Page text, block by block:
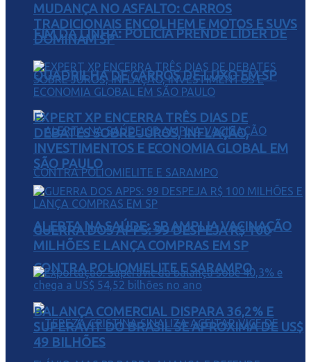
FIM DA LINHA: POLÍCIA PRENDE LÍDER DE
QUADRILHA DE CARROS DE LUXO EM SP
ALERTA NA SAÚDE: SP AMPLIA VACINAÇÃO
CONTRA POLIOMIELITE E SARAMPO
MUDANÇA NO ASFALTO: CARROS
TRADICIONAIS ENCOLHEM E MOTOS E SUVS
DOMINAM SP
EXPERT XP ENCERRA TRÊS DIAS DE
DEBATES SOBRE JUROS, INFLAÇÃO,
INVESTIMENTOS E ECONOMIA GLOBAL EM
SÃO PAULO
GUERRA DOS APPS: 99 DESPEJA R$ 100
MILHÕES E LANÇA COMPRAS EM SP
BALANÇA COMERCIAL DISPARA 36,2% E
SUPERÁVIT DO BRASIL SE APROXIMA DE US$
49 BILHÕES